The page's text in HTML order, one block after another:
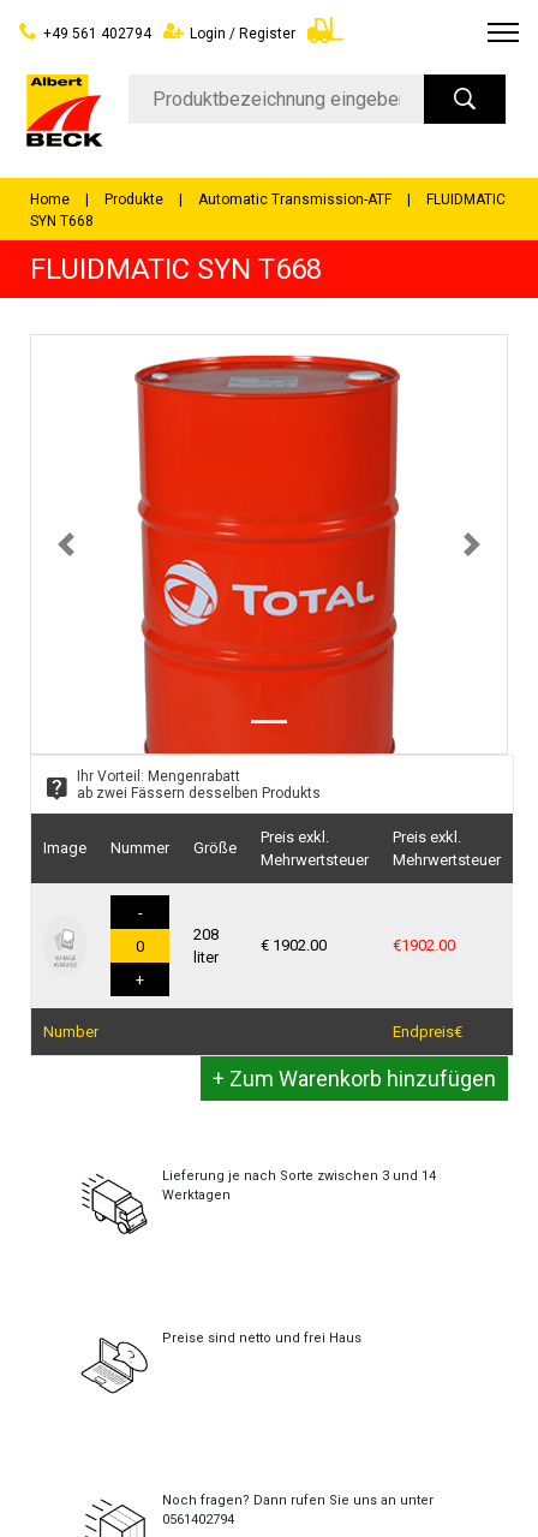
Login / Register
+49 561 402794
Home Produkte Automatic Transmission-ATF
FLUIDMATIC
SYN T668
FLUIDMATIC SYN T668
Previous Next
Ihr Vorteil: Mengenrabatt
ab zwei Fässern desselben Produkts
Image Nummer Größe
Preis exkl.
Mehrwertsteuer
Preis exkl.
Mehrwertsteuer
208
liter
€ 1902.00 €1902.00
Number Endpreis€
Lieferung je nach Sorte zwischen 3 und 14
Werktagen
Preise sind netto und frei Haus
Noch fragen? Dann rufen Sie uns an unter
0561402794